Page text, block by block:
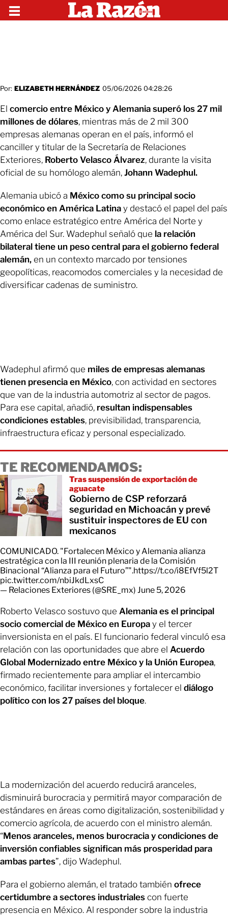
Por: ELIZABETH HERNÁNDEZ 05/06/2026 04:28:26
El comercio entre México y Alemania superó los 27 mil
millones de dólares, mientras más de 2 mil 300
empresas alemanas operan en el país, informó el
canciller y titular de la Secretaría de Relaciones
Exteriores, Roberto Velasco Álvarez, durante la visita
oficial de su homólogo alemán, Johann Wadephul.
Alemania ubicó a México como su principal socio
económico en América Latina y destacó el papel del país
como enlace estratégico entre América del Norte y
América del Sur. Wadephul señaló que la relación
bilateral tiene un peso central para el gobierno federal
alemán, en un contexto marcado por tensiones
geopolíticas, reacomodos comerciales y la necesidad de
diversificar cadenas de suministro.
Wadephul afirmó que miles de empresas alemanas
tienen presencia en México, con actividad en sectores
que van de la industria automotriz al sector de pagos.
Para ese capital, añadió, resultan indispensables
condiciones estables, previsibilidad, transparencia,
infraestructura eficaz y personal especializado.
TE RECOMENDAMOS:
Tras suspensión de exportación de
aguacate
Gobierno de CSP reforzará
seguridad en Michoacán y prevé
sustituir inspectores de EU con
mexicanos
COMUNICADO. "Fortalecen México y Alemania alianza
estratégica con la III reunión plenaria de la Comisión
Binacional “Alianza para el Futuro”".https://t.co/i8EfVf5l2T
pic.twitter.com/nbiJkdLxsC
— Relaciones Exteriores (@SRE_mx) June 5, 2026
Roberto Velasco sostuvo que Alemania es el principal
socio comercial de México en Europa y el tercer
inversionista en el país. El funcionario federal vinculó esa
relación con las oportunidades que abre el Acuerdo
Global Modernizado entre México y la Unión Europea,
firmado recientemente para ampliar el intercambio
económico, facilitar inversiones y fortalecer el diálogo
político con los 27 países del bloque.
La modernización del acuerdo reducirá aranceles,
disminuirá burocracia y permitirá mayor comparación de
estándares en áreas como digitalización, sostenibilidad y
comercio agrícola, de acuerdo con el ministro alemán.
“Menos aranceles, menos burocracia y condiciones de
inversión confiables significan más prosperidad para
ambas partes”, dijo Wadephul.
Para el gobierno alemán, el tratado también ofrece
certidumbre a sectores industriales con fuerte
presencia en México. Al responder sobre la industria